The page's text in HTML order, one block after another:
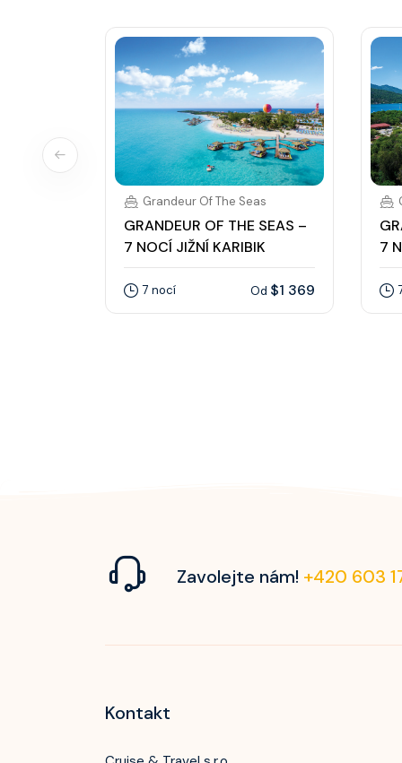
Grandeur Of The Seas
GRANDEUR OF THE SEAS –
7 NOCÍ JIŽNÍ KARIBIK
7 nocí Od $1 369
7
Zavolejte nám! +420 603
Kontakt